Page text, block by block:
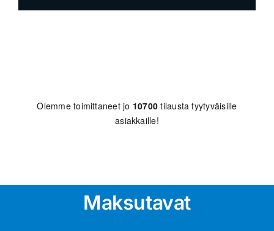
Olemme toimittaneet jo 10700 tilausta tyytyväisille
asiakkaille!
Maksutavat